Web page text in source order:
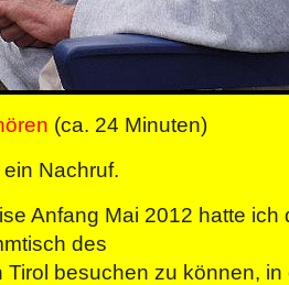
(ca. 24 Minuten)
Nachruf.
Anfang Mai 2012 hatte ich
des
Tirol besuchen zu können, in